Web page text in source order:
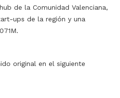
de la Comunidad Valenciana,
ups de la región y una
original en el siguiente